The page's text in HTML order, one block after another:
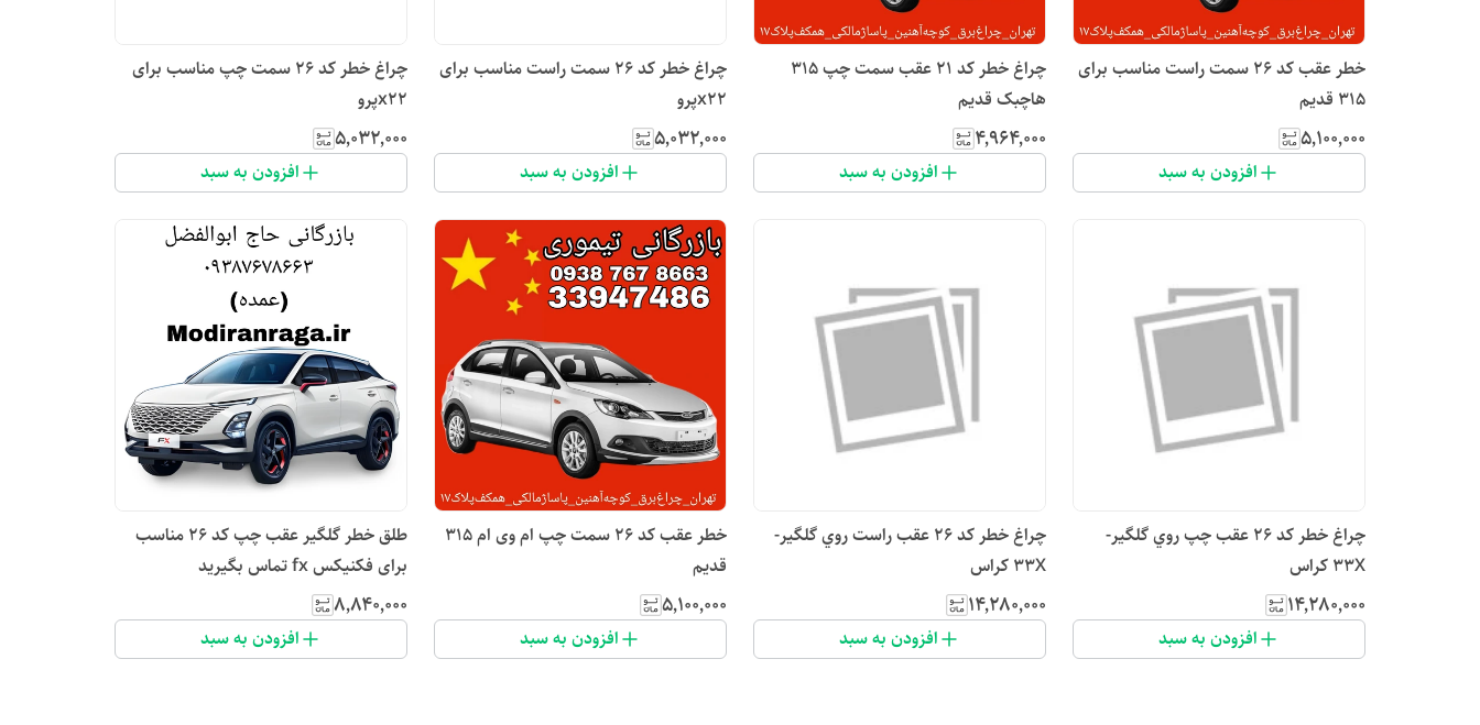
خطر عقب کد ۲۶ سمت راست مناسب برای
۳۱۵ قدیم
۵٬۱۰۰٬۰۰۰
افزودن به سبد
چراغ خطر کد ۲۱ عقب سمت چپ ۳۱۵
هاچبک قدیم
۴٬۹۶۴٬۰۰۰
افزودن به سبد
چراغ خطر کد ۲۶ سمت راست مناسب برای
x22پرو
۵٬۰۳۲٬۰۰۰
افزودن به سبد
چراغ خطر کد ۲۶ سمت چپ مناسب برای
x22پرو
۵٬۰۳۲٬۰۰۰
افزودن به سبد
چراغ خطر کد ۲۶ عقب چپ روي گلگير-
33X كراس
۱۴٬۲۸۰٬۰۰۰
افزودن به سبد
چراغ خطر کد ۲۶ عقب راست روي گلگير-
33X كراس
۱۴٬۲۸۰٬۰۰۰
افزودن به سبد
خطر عقب کد ۲۶ سمت چپ ام وی ام ۳۱۵
قدیم
۵٬۱۰۰٬۰۰۰
افزودن به سبد
طلق خطر گلگیر عقب چپ کد ۲۶ مناسب
برای فکنیکس fx تماس بگیرید
۸٬۸۴۰٬۰۰۰
افزودن به سبد